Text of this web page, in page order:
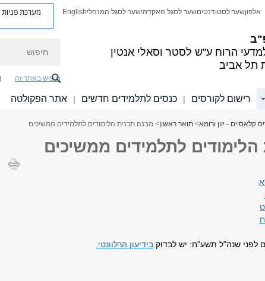
הרוח ע"ש לסטר וסאלי אנטין
תל אביב
אלפוןשער לסטודנטיםשער לסגל האקדמישער לסגל המנהליEnglish מערכת פניות
חיפוש באתר זה
רישום לקורסים | כנסים לתלמידים חדשים | אתר הפקולטה
קלאסיים - יוון ורומא> תואר ראשון> מבנה תכנית הלימודים לתלמידים ממשיכים
לתלמידים ממשיכים
לפני שנה"ל תשע"ח: יש לבדוק בידיעון הרלוונטי.